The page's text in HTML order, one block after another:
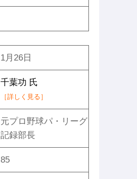
1月26日
千葉功 氏
［詳しく見る］
元プロ野球パ・リーグ
記録部長
85